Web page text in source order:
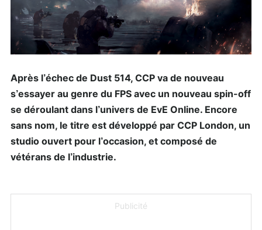
Après l’échec de Dust 514, CCP va de nouveau
s’essayer au genre du FPS avec un nouveau spin-off
se déroulant dans l’univers de EvE Online. Encore
sans nom, le titre est développé par CCP London, un
studio ouvert pour l’occasion, et composé de
vétérans de l’industrie.
Publicité